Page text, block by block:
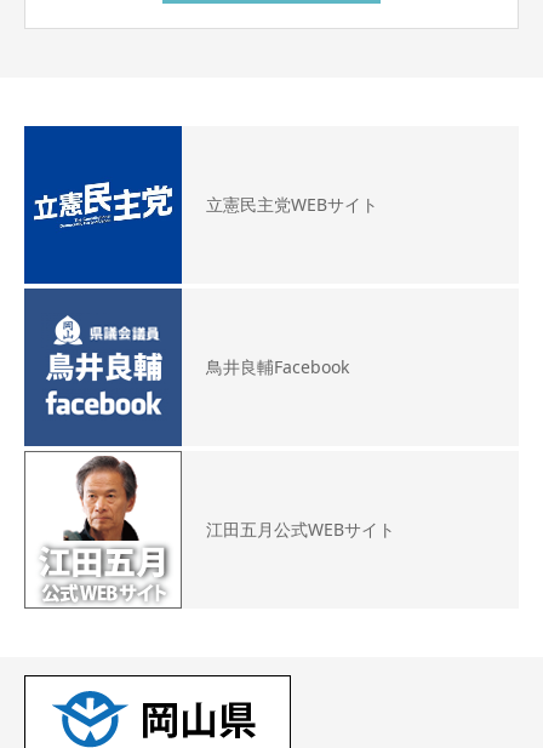
立憲民主党WEBサイト
鳥井良輔Facebook
江田五月公式WEBサイト